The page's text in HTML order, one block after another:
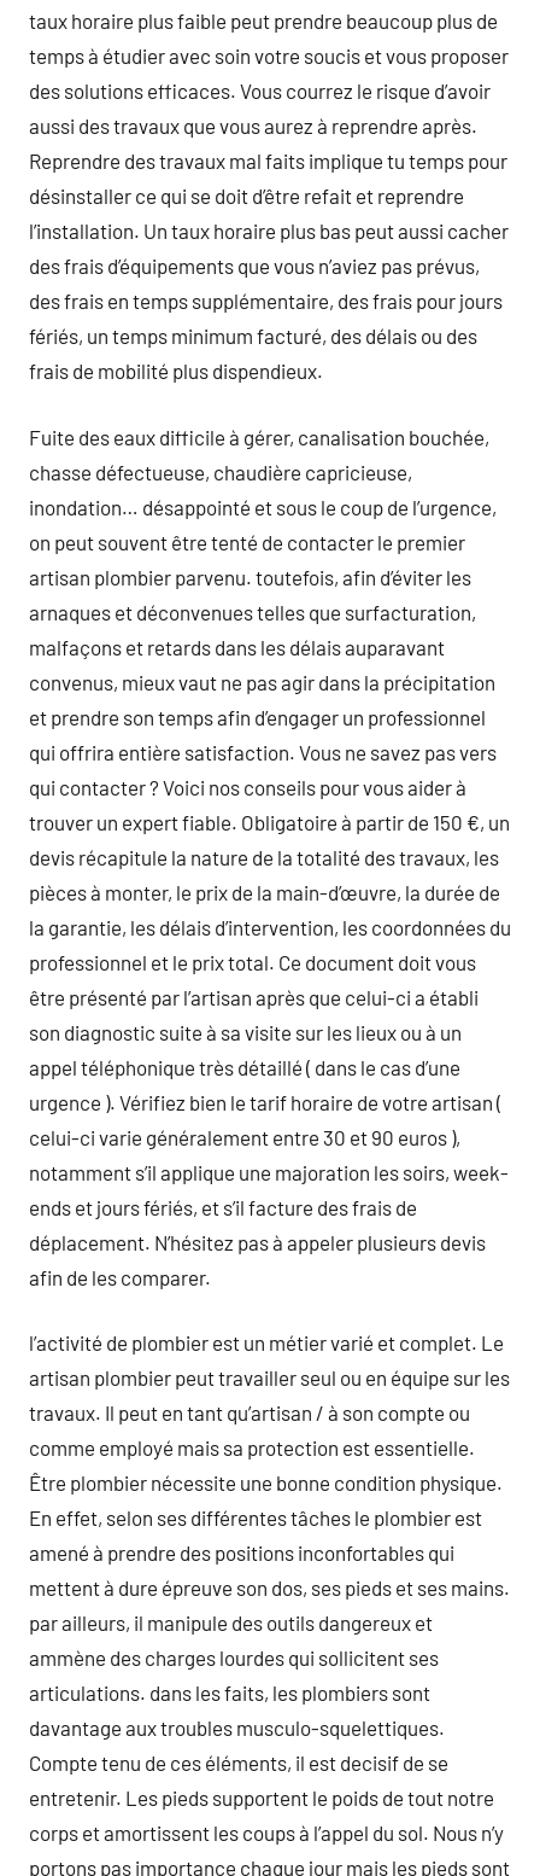
taux horaire plus faible peut prendre beaucoup plus de
temps à étudier avec soin votre soucis et vous proposer
des solutions efficaces. Vous courrez le risque d’avoir
aussi des travaux que vous aurez à reprendre après.
Reprendre des travaux mal faits implique tu temps pour
désinstaller ce qui se doit d’être refait et reprendre
l’installation. Un taux horaire plus bas peut aussi cacher
des frais d’équipements que vous n’aviez pas prévus,
des frais en temps supplémentaire, des frais pour jours
fériés, un temps minimum facturé, des délais ou des
frais de mobilité plus dispendieux.
Fuite des eaux difficile à gérer, canalisation bouchée,
chasse défectueuse, chaudière capricieuse,
inondation… désappointé et sous le coup de l’urgence,
on peut souvent être tenté de contacter le premier
artisan plombier parvenu. toutefois, afin d’éviter les
arnaques et déconvenues telles que surfacturation,
malfaçons et retards dans les délais auparavant
convenus, mieux vaut ne pas agir dans la précipitation
et prendre son temps afin d’engager un professionnel
qui offrira entière satisfaction. Vous ne savez pas vers
qui contacter ? Voici nos conseils pour vous aider à
trouver un expert fiable. Obligatoire à partir de 150 €, un
devis récapitule la nature de la totalité des travaux, les
pièces à monter, le prix de la main-d’œuvre, la durée de
la garantie, les délais d’intervention, les coordonnées du
professionnel et le prix total. Ce document doit vous
être présenté par l’artisan après que celui-ci a établi
son diagnostic suite à sa visite sur les lieux ou à un
appel téléphonique très détaillé ( dans le cas d’une
urgence ). Vérifiez bien le tarif horaire de votre artisan (
celui-ci varie généralement entre 30 et 90 euros ),
notamment s’il applique une majoration les soirs, week-
ends et jours fériés, et s’il facture des frais de
déplacement. N’hésitez pas à appeler plusieurs devis
afin de les comparer.
l’activité de plombier est un métier varié et complet. Le
artisan plombier peut travailler seul ou en équipe sur les
travaux. Il peut en tant qu’artisan / à son compte ou
comme employé mais sa protection est essentielle.
Être plombier nécessite une bonne condition physique.
En effet, selon ses différentes tâches le plombier est
amené à prendre des positions inconfortables qui
mettent à dure épreuve son dos, ses pieds et ses mains.
par ailleurs, il manipule des outils dangereux et
ammène des charges lourdes qui sollicitent ses
articulations. dans les faits, les plombiers sont
davantage aux troubles musculo-squelettiques.
Compte tenu de ces éléments, il est decisif de se
entretenir. Les pieds supportent le poids de tout notre
corps et amortissent les coups à l’appel du sol. Nous n’y
portons pas importance chaque jour mais les pieds sont